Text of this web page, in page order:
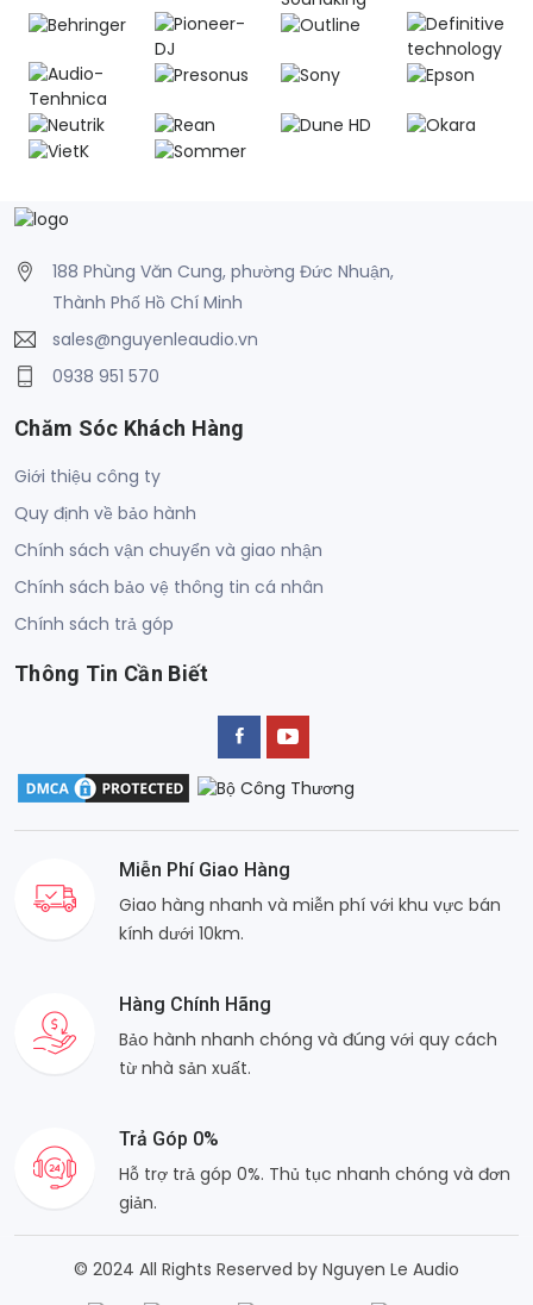
188 Phùng Văn Cung, phường Đức Nhuận,
Thành Phố Hồ Chí Minh
sales@nguyenleaudio.vn
0938 951 570
Chăm Sóc Khách Hàng
Giới thiệu công ty
Quy định về bảo hành
Chính sách vận chuyển và giao nhận
Chính sách bảo vệ thông tin cá nhân
Chính sách trả góp
Thông Tin Cần Biết
Miễn Phí Giao Hàng
Giao hàng nhanh và miễn phí với khu vực bán
kính dưới 10km.
Hàng Chính Hãng
Bảo hành nhanh chóng và đúng với quy cách
từ nhà sản xuất.
Trả Góp 0%
Hỗ trợ trả góp 0%. Thủ tục nhanh chóng và đơn
giản.
© 2024 All Rights Reserved by Nguyen Le Audio